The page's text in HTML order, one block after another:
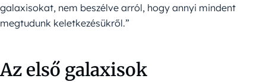
galaxisokat, nem beszélve arról, hogy annyi mindent
megtudunk keletkezésükről.”
Az első galaxisok